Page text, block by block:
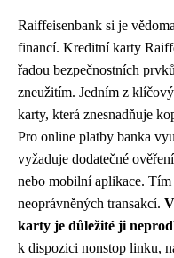
Raiffeisenbank si je
financí. Kreditní karty
řadou bezpečnostních
zneužitím. Jedním z
karty, která znesnadňuje
Pro online platby banka
vyžaduje dodatečné
nebo mobilní aplikace.
neoprávněných transakcí.
karty je důležité ji
k dispozici nonstop linku,